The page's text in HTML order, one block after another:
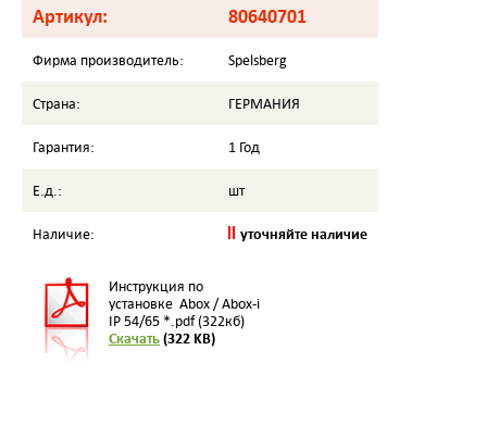
Артикул: 80640701
Фирма производитель: Spelsberg
Страна: ГЕРМАНИЯ
Гарантия: 1 Год
Е.д.: шт
Наличие: уточняйте наличие
Инструкция по
установке Abox / Abox-i
IP 54/65 *.pdf (322кб)
Скачать(322 KB)